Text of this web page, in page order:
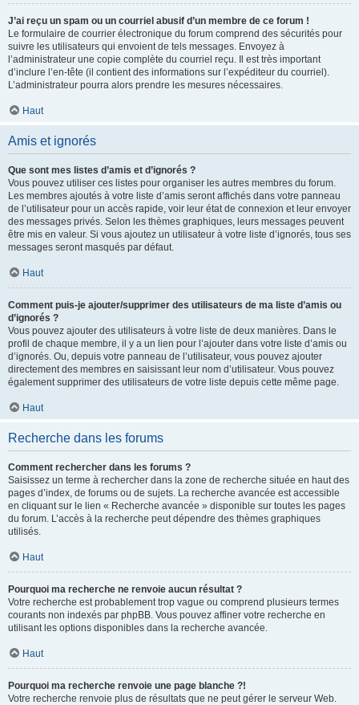
J’ai reçu un spam ou un courriel abusif d’un membre de ce forum !
Le formulaire de courrier électronique du forum comprend des sécurités pour
suivre les utilisateurs qui envoient de tels messages. Envoyez à
l’administrateur une copie complète du courriel reçu. Il est très important
d’inclure l’en-tête (il contient des informations sur l’expéditeur du courriel).
L’administrateur pourra alors prendre les mesures nécessaires.
Haut
Amis et ignorés
Que sont mes listes d’amis et d’ignorés ?
Vous pouvez utiliser ces listes pour organiser les autres membres du forum.
Les membres ajoutés à votre liste d’amis seront affichés dans votre panneau
de l’utilisateur pour un accès rapide, voir leur état de connexion et leur envoyer
des messages privés. Selon les thèmes graphiques, leurs messages peuvent
être mis en valeur. Si vous ajoutez un utilisateur à votre liste d’ignorés, tous ses
messages seront masqués par défaut.
Haut
Comment puis-je ajouter/supprimer des utilisateurs de ma liste d’amis ou
d’ignorés ?
Vous pouvez ajouter des utilisateurs à votre liste de deux manières. Dans le
profil de chaque membre, il y a un lien pour l’ajouter dans votre liste d’amis ou
d’ignorés. Ou, depuis votre panneau de l’utilisateur, vous pouvez ajouter
directement des membres en saisissant leur nom d’utilisateur. Vous pouvez
également supprimer des utilisateurs de votre liste depuis cette même page.
Haut
Recherche dans les forums
Comment rechercher dans les forums ?
Saisissez un terme à rechercher dans la zone de recherche située en haut des
pages d’index, de forums ou de sujets. La recherche avancée est accessible
en cliquant sur le lien « Recherche avancée » disponible sur toutes les pages
du forum. L’accès à la recherche peut dépendre des thèmes graphiques
utilisés.
Haut
Pourquoi ma recherche ne renvoie aucun résultat ?
Votre recherche est probablement trop vague ou comprend plusieurs termes
courants non indexés par phpBB. Vous pouvez affiner votre recherche en
utilisant les options disponibles dans la recherche avancée.
Haut
Pourquoi ma recherche renvoie une page blanche ?!
Votre recherche renvoie plus de résultats que ne peut gérer le serveur Web.